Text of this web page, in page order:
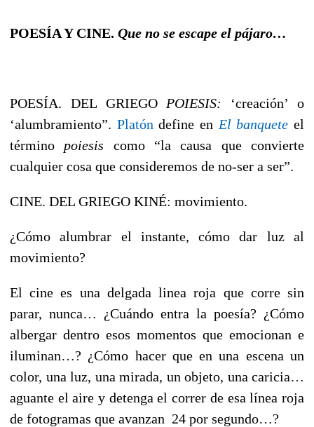
POESÍA Y CINE. Que no se escape el pájaro…
POESÍA. DEL GRIEGO POIESIS:
‘creación’ o
‘alumbramiento”. Platón define en El banquete el
término poiesis como “la causa que convierte
cualquier cosa que consideremos de no-ser a ser”.
CINE. DEL GRIEGO KINÉ: movimiento.
¿Cómo alumbrar el instante, cómo dar luz al
movimiento?
El cine es una delgada linea roja que corre sin
parar, nunca… ¿Cuándo entra la poesía? ¿Cómo
albergar dentro esos momentos que emocionan e
iluminan…? ¿Cómo hacer que en una escena un
color, una luz, una mirada, un objeto, una caricia…
aguante el aire y detenga el correr de esa línea roja
de fotogramas que avanzan 24 por segundo…?